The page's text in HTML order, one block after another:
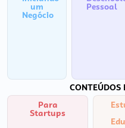
um
Negócio
Pessoal
CONTEÚDOS
Para
Startups